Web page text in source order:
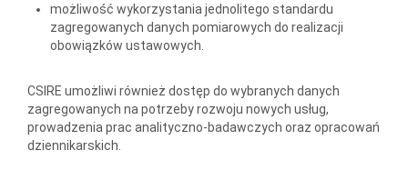
możliwość wykorzystania jednolitego standardu
zagregowanych danych pomiarowych do realizacji
obowiązków ustawowych.
CSIRE umożliwi również dostęp do wybranych danych
zagregowanych na potrzeby rozwoju nowych usług,
prowadzenia prac analityczno-badawczych oraz opracowań
dziennikarskich.